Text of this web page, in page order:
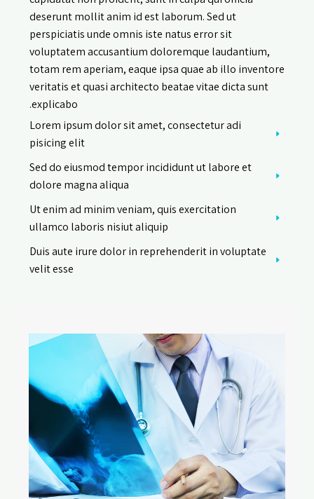
deserunt mollit anim id est laborum. Sed ut
perspiciatis unde omnis iste natus error sit
voluptatem accusantium doloremque laudantium,
totam rem aperiam, eaque ipsa quae ab illo inventore
veritatis et quasi architecto beatae vitae dicta sunt
explicabo.
Lorem ipsum dolor sit amet, consectetur adi
pisicing elit
Sed do eiusmod tempor incididunt ut labore et
dolore magna aliqua
Ut enim ad minim veniam, quis exercitation
ullamco laboris nisiut aliquip
Duis aute irure dolor in reprehenderit in voluptate
velit esse